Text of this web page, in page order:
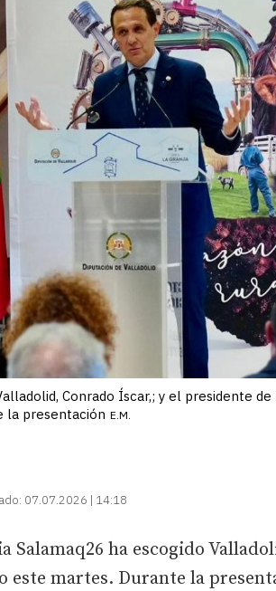
Conrado Íscar,; y el presidente de
la presentación E.M.
07.07.2026 | 14:18
Salamaq26 ha escogido
este martes. Durante la